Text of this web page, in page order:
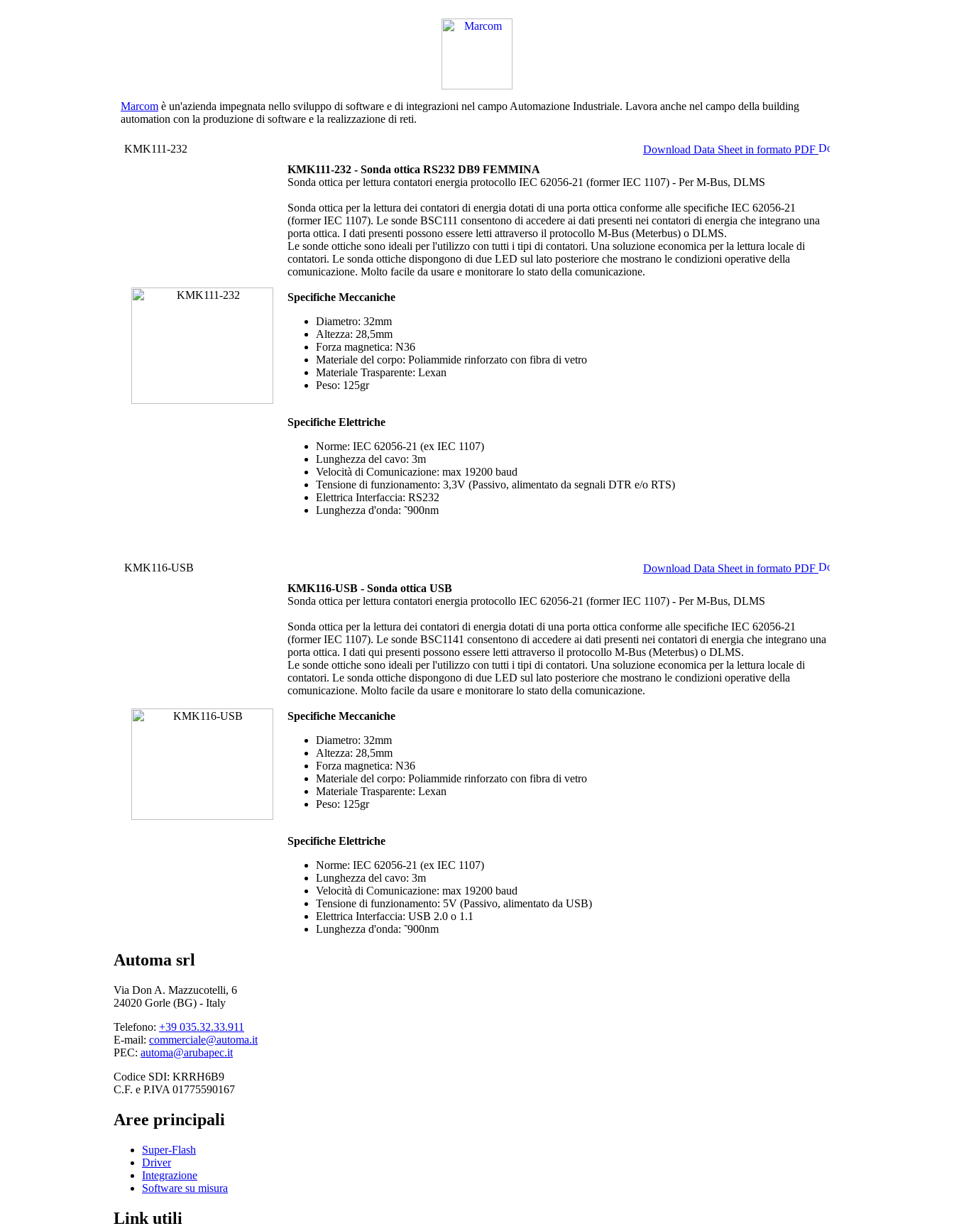
Marcom è un'azienda impegnata nello sviluppo di software e di integrazioni nel campo Automazione Industriale. Lavora anche nel campo della building
automation con la produzione di software e la realizzazione di reti.
KMK111-232
Download Data Sheet in formato PDF
KMK111-232 - Sonda ottica RS232 DB9 FEMMINA
Sonda ottica per lettura contatori energia protocollo IEC 62056-21 (former IEC 1107) - Per M-Bus, DLMS
Sonda ottica per la lettura dei contatori di energia dotati di una porta ottica conforme alle specifiche IEC 62056-21
(former IEC 1107). Le sonde BSC111 consentono di accedere ai dati presenti nei contatori di energia che integrano una
porta ottica. I dati presenti possono essere letti attraverso il protocollo M-Bus (Meterbus) o DLMS.
Le sonde ottiche sono ideali per l'utilizzo con tutti i tipi di contatori. Una soluzione economica per la lettura locale di
contatori. Le sonda ottiche dispongono di due LED sul lato posteriore che mostrano le condizioni operative della
comunicazione. Molto facile da usare e monitorare lo stato della comunicazione.
Specifiche Meccaniche
Diametro: 32mm
Altezza: 28,5mm
Forza magnetica: N36
Materiale del corpo: Poliammide rinforzato con fibra di vetro
Materiale Trasparente: Lexan
Peso: 125gr
Specifiche Elettriche
Norme: IEC 62056-21 (ex IEC 1107)
Lunghezza del cavo: 3m
Velocità di Comunicazione: max 19200 baud
Tensione di funzionamento: 3,3V (Passivo, alimentato da segnali DTR e/o RTS)
Elettrica Interfaccia: RS232
Lunghezza d'onda: ˜900nm
KMK116-USB
Download Data Sheet in formato PDF
KMK116-USB - Sonda ottica USB
Sonda ottica per lettura contatori energia protocollo IEC 62056-21 (former IEC 1107) - Per M-Bus, DLMS
Sonda ottica per la lettura dei contatori di energia dotati di una porta ottica conforme alle specifiche IEC 62056-21
(former IEC 1107). Le sonde BSC1141 consentono di accedere ai dati presenti nei contatori di energia che integrano una
porta ottica. I dati qui presenti possono essere letti attraverso il protocollo M-Bus (Meterbus) o DLMS.
Le sonde ottiche sono ideali per l'utilizzo con tutti i tipi di contatori. Una soluzione economica per la lettura locale di
contatori. Le sonda ottiche dispongono di due LED sul lato posteriore che mostrano le condizioni operative della
comunicazione. Molto facile da usare e monitorare lo stato della comunicazione.
Specifiche Meccaniche
Diametro: 32mm
Altezza: 28,5mm
Forza magnetica: N36
Materiale del corpo: Poliammide rinforzato con fibra di vetro
Materiale Trasparente: Lexan
Peso: 125gr
Specifiche Elettriche
Norme: IEC 62056-21 (ex IEC 1107)
Lunghezza del cavo: 3m
Velocità di Comunicazione: max 19200 baud
Tensione di funzionamento: 5V (Passivo, alimentato da USB)
Elettrica Interfaccia: USB 2.0 o 1.1
Lunghezza d'onda: ˜900nm
Automa srl
Via Don A. Mazzucotelli, 6
24020 Gorle (BG) - Italy
Telefono: +39 035.32.33.911
E-mail: commerciale@automa.it
PEC: automa@arubapec.it
Codice SDI: KRRH6B9
C.F. e P.IVA 01775590167
Aree principali
Super-Flash
Driver
Integrazione
Software su misura
Link utili